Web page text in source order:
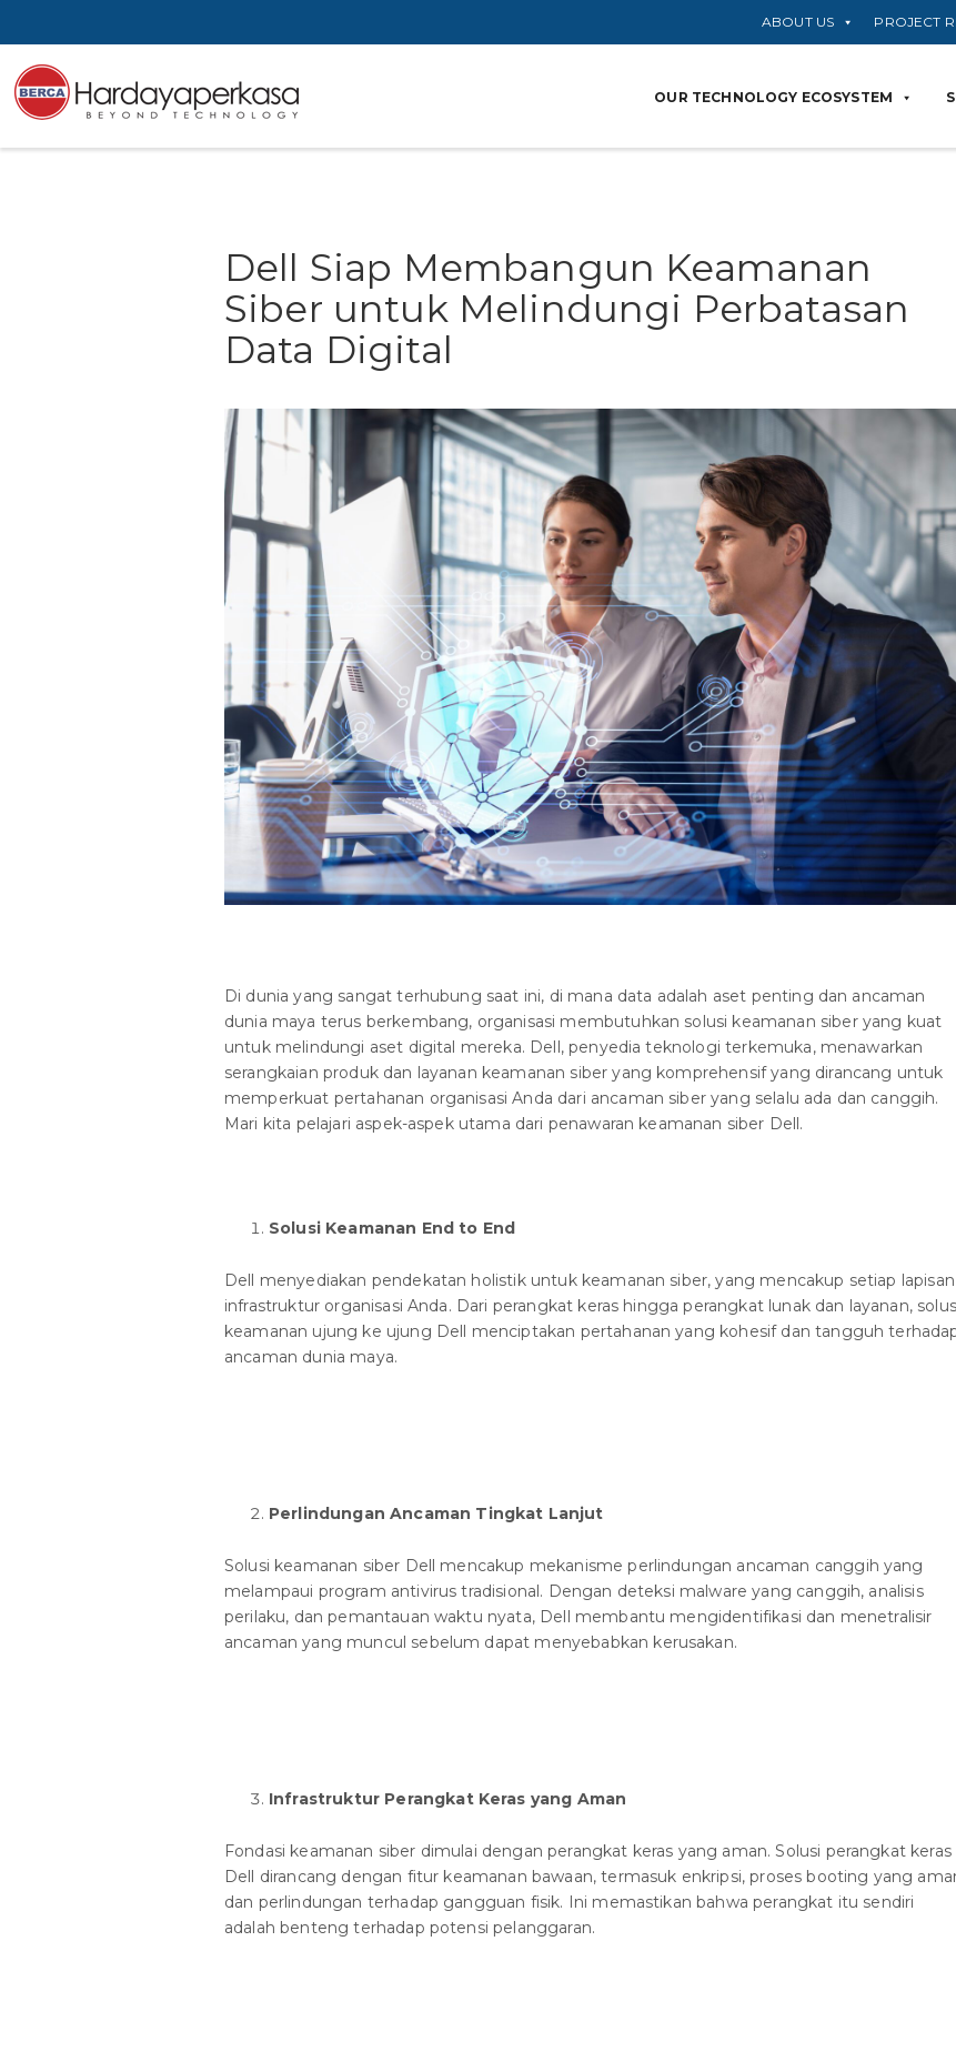
ABOUT US PROJECT
OUR TECHNOLOGY ECOSYSTEM
Dell Siap Membangun Keamanan
Siber untuk Melindungi Perbatasan
Data Digital
Di dunia yang sangat terhubung saat ini, di mana data adalah aset penting dan ancaman
dunia maya terus berkembang, organisasi membutuhkan solusi keamanan siber yang kuat
untuk melindungi aset digital mereka. Dell, penyedia teknologi terkemuka, menawarkan
serangkaian produk dan layanan keamanan siber yang komprehensif yang dirancang untuk
memperkuat pertahanan organisasi Anda dari ancaman siber yang selalu ada dan canggih.
Mari kita pelajari aspek-aspek utama dari penawaran keamanan siber Dell.
Solusi Keamanan End to End
Dell menyediakan pendekatan holistik untuk keamanan siber, yang mencakup setiap lapisan
infrastruktur organisasi Anda. Dari perangkat keras hingga perangkat lunak dan layanan,
keamanan ujung ke ujung Dell menciptakan pertahanan yang kohesif dan tangguh
ancaman dunia maya.
Perlindungan Ancaman Tingkat Lanjut
Solusi keamanan siber Dell mencakup mekanisme perlindungan ancaman canggih yang
melampaui program antivirus tradisional. Dengan deteksi malware yang canggih, analisis
perilaku, dan pemantauan waktu nyata, Dell membantu mengidentifikasi dan menetralisir
ancaman yang muncul sebelum dapat menyebabkan kerusakan.
Infrastruktur Perangkat Keras yang Aman
Fondasi keamanan siber dimulai dengan perangkat keras yang aman. Solusi perangkat keras
Dell dirancang dengan fitur keamanan bawaan, termasuk enkripsi, proses booting yang
dan perlindungan terhadap gangguan fisik. Ini memastikan bahwa perangkat itu sendiri
adalah benteng terhadap potensi pelanggaran.